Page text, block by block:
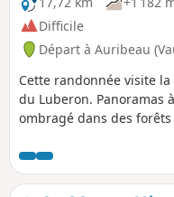
Difficile
Départ à Auribeau
Cette randonnée visite
du Luberon. Panoramas
ombragé dans des
sections dégagées
vers le Sud ou le Nord.
plutôt facile si ce n'est le